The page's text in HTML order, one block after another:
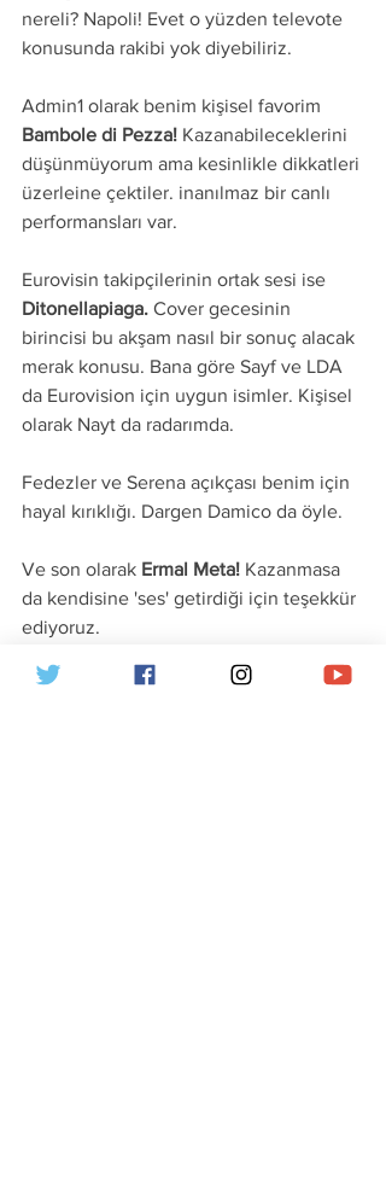
nereli? Napoli! Evet o yüzden televote
konusunda rakibi yok diyebiliriz.
Admin1 olarak benim kişisel favorim
Bambole di Pezza! Kazanabileceklerini
düşünmüyorum ama kesinlikle dikkatleri
üzerleine çektiler. inanılmaz bir canlı
performansları var.
Eurovisin takipçilerinin ortak sesi ise
Ditonellapiaga. Cover gecesinin
birincisi bu akşam nasıl bir sonuç alacak
merak konusu. Bana göre Sayf ve LDA
da Eurovision için uygun isimler. Kişisel
olarak Nayt da radarımda.
Fedezler ve Serena açıkçası benim için
hayal kırıklığı. Dargen Damico da öyle.
Ve son olarak Ermal Meta! Kazanmasa
da kendisine 'ses' getirdiği için teşekkür
ediyoruz.